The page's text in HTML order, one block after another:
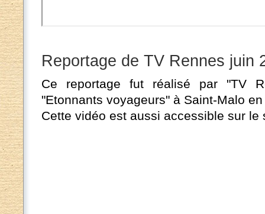
Reportage de TV Rennes juin
Ce reportage fut réalisé par "TV
"Etonnants voyageurs" à Saint-Malo
Cette vidéo est aussi accessible sur le